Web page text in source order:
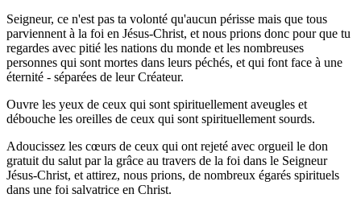
Seigneur, ce n'est pas ta volonté qu'aucun périsse mais que tous
parviennent à la foi en Jésus-Christ, et nous prions donc pour que tu
regardes avec pitié les nations du monde et les nombreuses
personnes qui sont mortes dans leurs péchés, et qui font face à une
éternité - séparées de leur Créateur.
Ouvre les yeux de ceux qui sont spirituellement aveugles et
débouche les oreilles de ceux qui sont spirituellement sourds.
Adoucissez les cœurs de ceux qui ont rejeté avec orgueil le don
gratuit du salut par la grâce au travers de la foi dans le Seigneur
Jésus-Christ, et attirez, nous prions, de nombreux égarés spirituels
dans une foi salvatrice en Christ.